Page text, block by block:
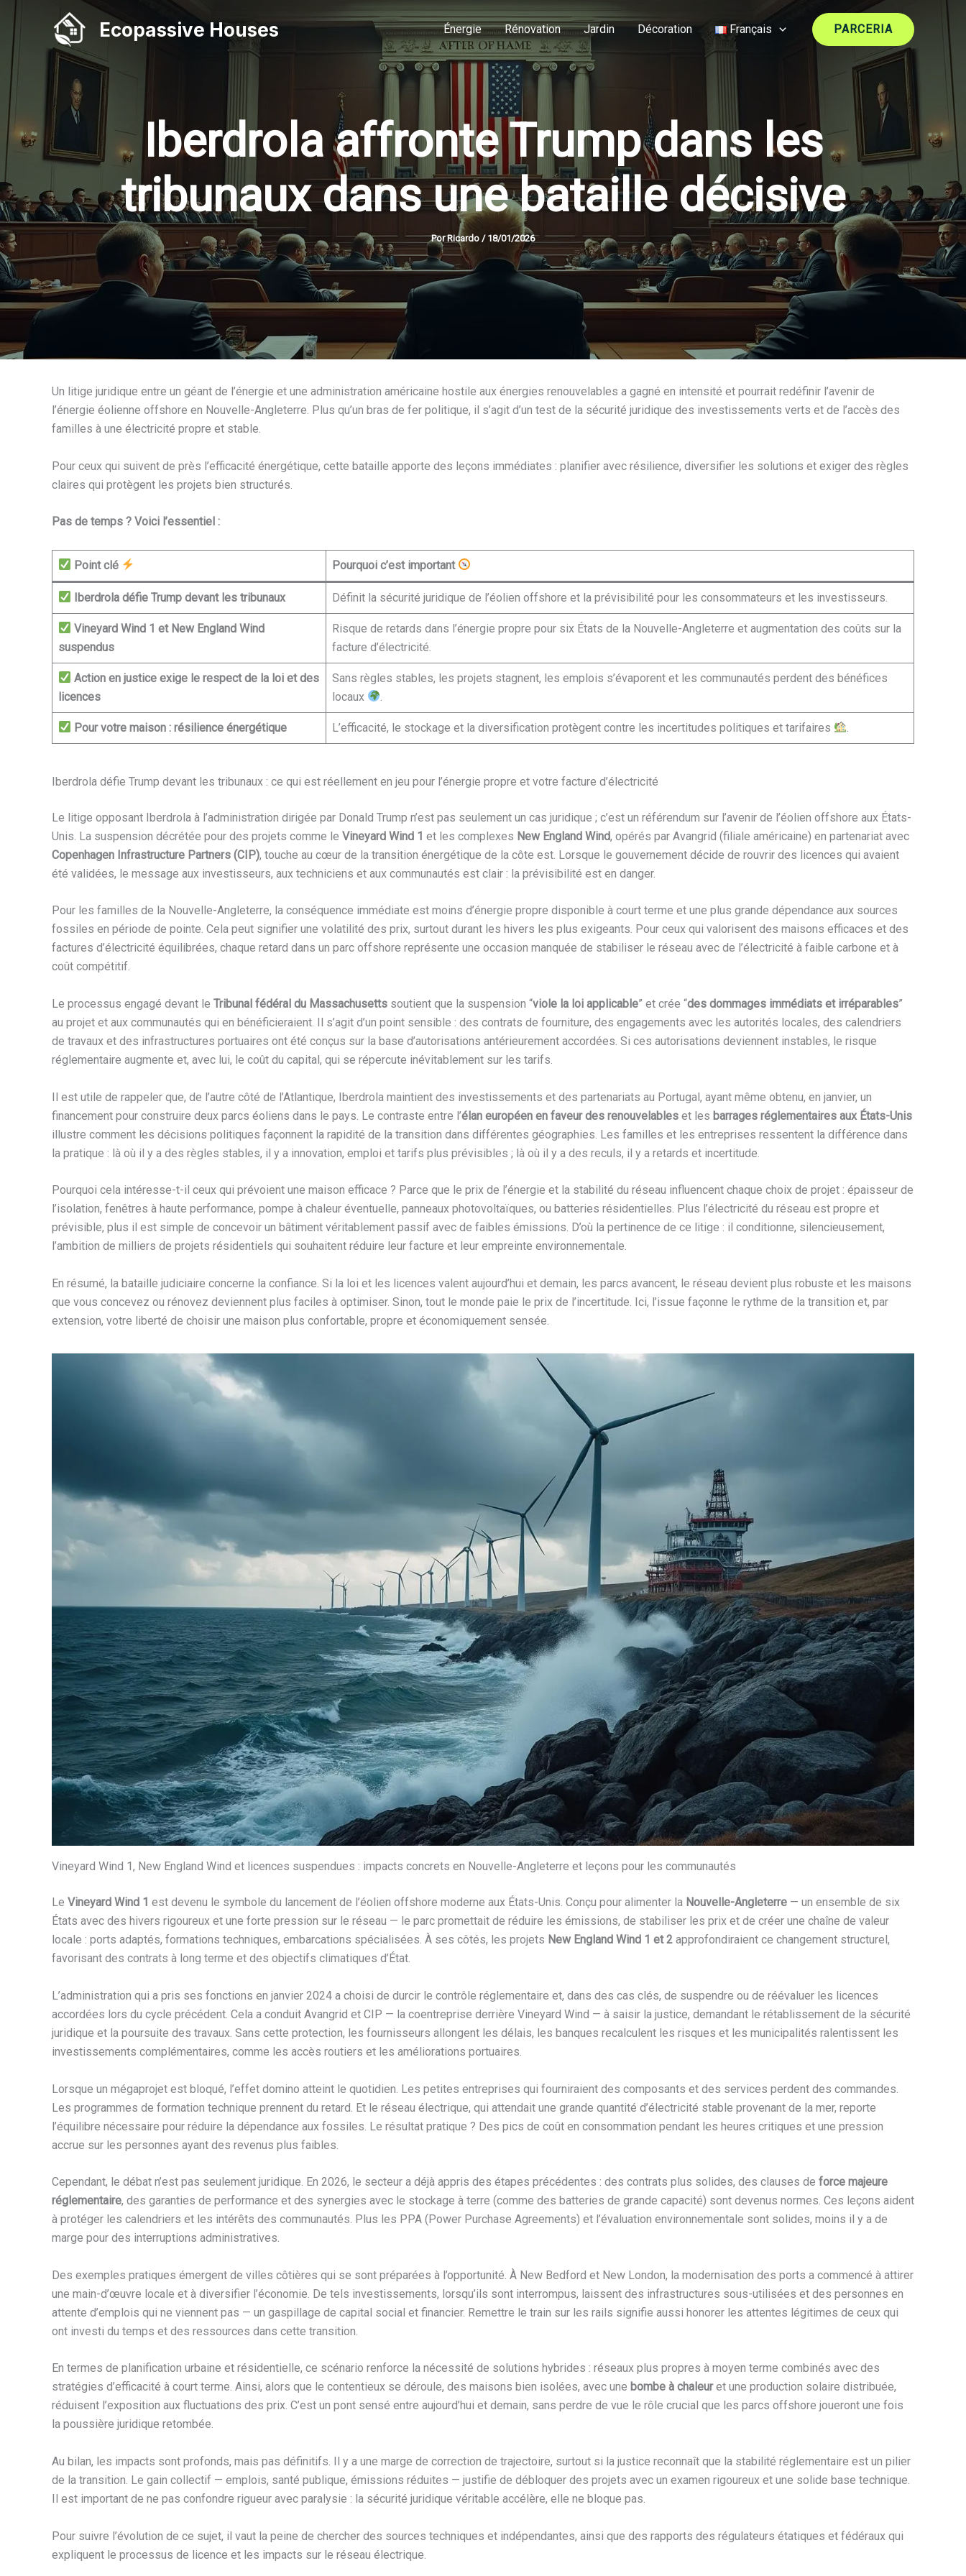
contenu
Ecopassive Houses Énergie Rénovation Jardin Décoration Français PARCERIA
Iberdrola affronte Trump dans les
tribunaux dans une bataille décisive
Por Ricardo / 18/01/2026
Un litige juridique entre un géant de l’énergie et une administration américaine hostile aux énergies renouvelables a gagné en intensité et pourrait redéfinir l’avenir de
l’énergie éolienne offshore en Nouvelle-Angleterre. Plus qu’un bras de fer politique, il s’agit d’un test de la sécurité juridique des investissements verts et de l’accès des
familles à une électricité propre et stable.
Pour ceux qui suivent de près l’efficacité énergétique, cette bataille apporte des leçons immédiates : planifier avec résilience, diversifier les solutions et exiger des règles
claires qui protègent les projets bien structurés.
Pas de temps ? Voici l’essentiel :
Point clé Pourquoi c’est important
Iberdrola défie Trump devant les tribunaux Définit la sécurité juridique de l’éolien offshore et la prévisibilité pour les consommateurs et les investisseurs.
Vineyard Wind 1 et New England Wind
suspendus
Risque de retards dans l’énergie propre pour six États de la Nouvelle-Angleterre et augmentation des coûts sur la
facture d’électricité.
Action en justice exige le respect de la loi et des
licences
Sans règles stables, les projets stagnent, les emplois s’évaporent et les communautés perdent des bénéfices
locaux
Pour votre maison : résilience énergétique L’efficacité, le stockage et la diversification protègent contre les incertitudes politiques et tarifaires
Iberdrola défie Trump devant les tribunaux : ce qui est réellement en jeu pour l’énergie propre et votre facture d’électricité
Le litige opposant Iberdrola à l’administration dirigée par Donald Trump n’est pas seulement un cas juridique ; c’est un référendum sur l’avenir de l’éolien offshore aux États-
Unis. La suspension décrétée pour des projets comme le Vineyard Wind 1 et les complexes New England Wind, opérés par Avangrid (filiale américaine) en partenariat avec
Copenhagen Infrastructure Partners (CIP), touche au cœur de la transition énergétique de la côte est. Lorsque le gouvernement décide de rouvrir des licences qui avaient
été validées, le message aux investisseurs, aux techniciens et aux communautés est clair : la prévisibilité est en danger.
Pour les familles de la Nouvelle-Angleterre, la conséquence immédiate est moins d’énergie propre disponible à court terme et une plus grande dépendance aux sources
fossiles en période de pointe. Cela peut signifier une volatilité des prix, surtout durant les hivers les plus exigeants. Pour ceux qui valorisent des maisons efficaces et des
factures d’électricité équilibrées, chaque retard dans un parc offshore représente une occasion manquée de stabiliser le réseau avec de l’électricité à faible carbone et à
coût compétitif.
Le processus engagé devant le Tribunal fédéral du Massachusetts soutient que la suspension “viole la loi applicable” et crée “des dommages immédiats et irréparables”
au projet et aux communautés qui en bénéficieraient. Il s’agit d’un point sensible : des contrats de fourniture, des engagements avec les autorités locales, des calendriers
de travaux et des infrastructures portuaires ont été conçus sur la base d’autorisations antérieurement accordées. Si ces autorisations deviennent instables, le risque
réglementaire augmente et, avec lui, le coût du capital, qui se répercute inévitablement sur les tarifs.
Il est utile de rappeler que, de l’autre côté de l’Atlantique, Iberdrola maintient des investissements et des partenariats au Portugal, ayant même obtenu, en janvier, un
financement pour construire deux parcs éoliens dans le pays. Le contraste entre l’élan européen en faveur des renouvelables et les barrages réglementaires aux États-Unis
illustre comment les décisions politiques façonnent la rapidité de la transition dans différentes géographies. Les familles et les entreprises ressentent la différence dans
la pratique : là où il y a des règles stables, il y a innovation, emploi et tarifs plus prévisibles ; là où il y a des reculs, il y a retards et incertitude.
Pourquoi cela intéresse-t-il ceux qui prévoient une maison efficace ? Parce que le prix de l’énergie et la stabilité du réseau influencent chaque choix de projet : épaisseur de
l’isolation, fenêtres à haute performance, pompe à chaleur éventuelle, panneaux photovoltaïques, ou batteries résidentielles. Plus l’électricité du réseau est propre et
prévisible, plus il est simple de concevoir un bâtiment véritablement passif avec de faibles émissions. D’où la pertinence de ce litige : il conditionne, silencieusement,
l’ambition de milliers de projets résidentiels qui souhaitent réduire leur facture et leur empreinte environnementale.
En résumé, la bataille judiciaire concerne la confiance. Si la loi et les licences valent aujourd’hui et demain, les parcs avancent, le réseau devient plus robuste et les maisons
que vous concevez ou rénovez deviennent plus faciles à optimiser. Sinon, tout le monde paie le prix de l’incertitude. Ici, l’issue façonne le rythme de la transition et, par
extension, votre liberté de choisir une maison plus confortable, propre et économiquement sensée.
Vineyard Wind 1, New England Wind et licences suspendues : impacts concrets en Nouvelle-Angleterre et leçons pour les communautés
Le Vineyard Wind 1 est devenu le symbole du lancement de l’éolien offshore moderne aux États-Unis. Conçu pour alimenter la Nouvelle-Angleterre — un ensemble de six
États avec des hivers rigoureux et une forte pression sur le réseau — le parc promettait de réduire les émissions, de stabiliser les prix et de créer une chaîne de valeur
locale : ports adaptés, formations techniques, embarcations spécialisées. À ses côtés, les projets New England Wind 1 et 2 approfondiraient ce changement structurel,
favorisant des contrats à long terme et des objectifs climatiques d’État.
L’administration qui a pris ses fonctions en janvier 2024 a choisi de durcir le contrôle réglementaire et, dans des cas clés, de suspendre ou de réévaluer les licences
accordées lors du cycle précédent. Cela a conduit Avangrid et CIP — la coentreprise derrière Vineyard Wind — à saisir la justice, demandant le rétablissement de la sécurité
juridique et la poursuite des travaux. Sans cette protection, les fournisseurs allongent les délais, les banques recalculent les risques et les municipalités ralentissent les
investissements complémentaires, comme les accès routiers et les améliorations portuaires.
Lorsque un mégaprojet est bloqué, l’effet domino atteint le quotidien. Les petites entreprises qui fourniraient des composants et des services perdent des commandes.
Les programmes de formation technique prennent du retard. Et le réseau électrique, qui attendait une grande quantité d’électricité stable provenant de la mer, reporte
l’équilibre nécessaire pour réduire la dépendance aux fossiles. Le résultat pratique ? Des pics de coût en consommation pendant les heures critiques et une pression
accrue sur les personnes ayant des revenus plus faibles.
Cependant, le débat n’est pas seulement juridique. En 2026, le secteur a déjà appris des étapes précédentes : des contrats plus solides, des clauses de force majeure
réglementaire, des garanties de performance et des synergies avec le stockage à terre (comme des batteries de grande capacité) sont devenus normes. Ces leçons aident
à protéger les calendriers et les intérêts des communautés. Plus les PPA (Power Purchase Agreements) et l’évaluation environnementale sont solides, moins il y a de
marge pour des interruptions administratives.
Des exemples pratiques émergent de villes côtières qui se sont préparées à l’opportunité. À New Bedford et New London, la modernisation des ports a commencé à attirer
une main-d’œuvre locale et à diversifier l’économie. De tels investissements, lorsqu’ils sont interrompus, laissent des infrastructures sous-utilisées et des personnes en
attente d’emplois qui ne viennent pas — un gaspillage de capital social et financier. Remettre le train sur les rails signifie aussi honorer les attentes légitimes de ceux qui
ont investi du temps et des ressources dans cette transition.
En termes de planification urbaine et résidentielle, ce scénario renforce la nécessité de solutions hybrides : réseaux plus propres à moyen terme combinés avec des
stratégies d’efficacité à court terme. Ainsi, alors que le contentieux se déroule, des maisons bien isolées, avec une bombe à chaleuret une production solaire distribuée,
réduisent l’exposition aux fluctuations des prix. C’est un pont sensé entre aujourd’hui et demain, sans perdre de vue le rôle crucial que les parcs offshore joueront une fois
la poussière juridique retombée.
Au bilan, les impacts sont profonds, mais pas définitifs. Il y a une marge de correction de trajectoire, surtout si la justice reconnaît que la stabilité réglementaire est un pilier
de la transition. Le gain collectif — emplois, santé publique, émissions réduites — justifie de débloquer des projets avec un examen rigoureux et une solide base technique.
Il est important de ne pas confondre rigueur avec paralysie : la sécurité juridique véritable accélère, elle ne bloque pas.
Pour suivre l’évolution de ce sujet, il vaut la peine de chercher des sources techniques et indépendantes, ainsi que des rapports des régulateurs étatiques et fédéraux qui
expliquent le processus de licence et les impacts sur le réseau électrique.